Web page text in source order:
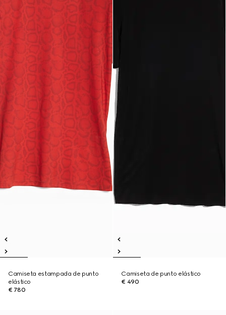
Camiseta estampada de punto
elástico
€ 780
Camiseta de punto elástico
€ 490